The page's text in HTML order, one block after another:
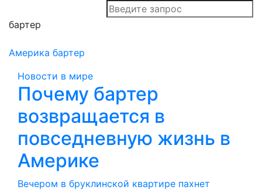
бартер
Америка бартер
Новости в мире
Почему бартер
возвращается в
повседневную жизнь в
Америке
Вечером в бруклинской квартире пахнет